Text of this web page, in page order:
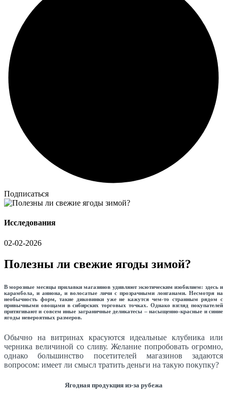
Подписаться
Исследования
02-02-2026
Полезны ли свежие ягоды зимой?
В морозные месяцы прилавки магазинов удивляют экзотическим изобилием: здесь и
карамбола, и аннона, и волосатые личи с прозрачными лонганами. Несмотря на
необычность форм, такие диковинки уже не кажутся чем-то странным рядом с
привычными овощами в сибирских торговых точках. Однако взгляд покупателей
притягивают и совсем иные заграничные деликатесы – насыщенно-красные и синие
ягоды невероятных размеров.
Обычно на витринах красуются идеальные клубника или
черника величиной со сливу. Желание попробовать огромно,
однако большинство посетителей магазинов задаются
вопросом: имеет ли смысл тратить деньги на такую покупку?
Ягодная продукция из-за рубежа